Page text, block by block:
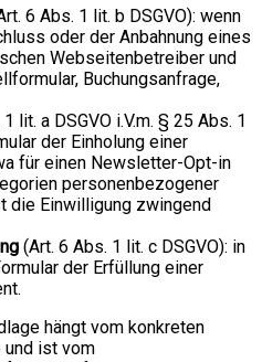
6 Abs. 1 lit. b DSGVO): wenn
oder der Anbahnung eines
Webseitenbetreiber und
Buchungsanfrage,
lit. a DSGVO i.V.m. § 25 Abs. 1
der Einholung einer
für einen Newsletter-Opt-in
personenbezogener
die Einwilligung zwingend
(Art. 6 Abs. 1 lit. c DSGVO): in
der Erfüllung einer
hängt vom konkreten
und ist vom